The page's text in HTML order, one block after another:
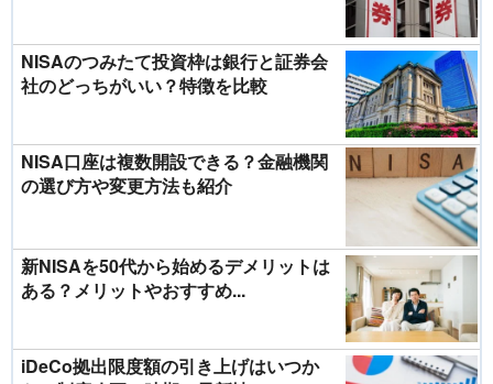
NISAのつみたて投資枠は銀行と証券会
社のどっちがいい？特徴を比較
NISA口座は複数開設できる？金融機関
の選び方や変更方法も紹介
新NISAを50代から始めるデメリットは
ある？メリットやおすすめ...
iDeCo拠出限度額の引き上げはいつか